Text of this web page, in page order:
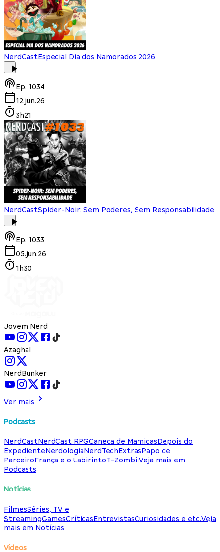
NerdCastEspecial Dia dos Namorados 2026
Ep. 1034
12.jun.26
3h21
NerdCastSpider-Noir: Sem Poderes, Sem Responsabilidade
Ep. 1033
05.jun.26
1h30
Jovem Nerd
Azaghal
NerdBunker
Ver mais
Podcasts
NerdCastNerdCast RPGCaneca de MamicasDepois do
ExpedienteNerdologiaNerdTechExtrasPapo de
ParceiroFrança e o LabirintoT-ZombiiVeja mais em
Podcasts
Notícias
FilmesSéries, TV e
StreamingGamesCríticasEntrevistasCuriosidades e etc.Veja
mais em Notícias
Vídeos